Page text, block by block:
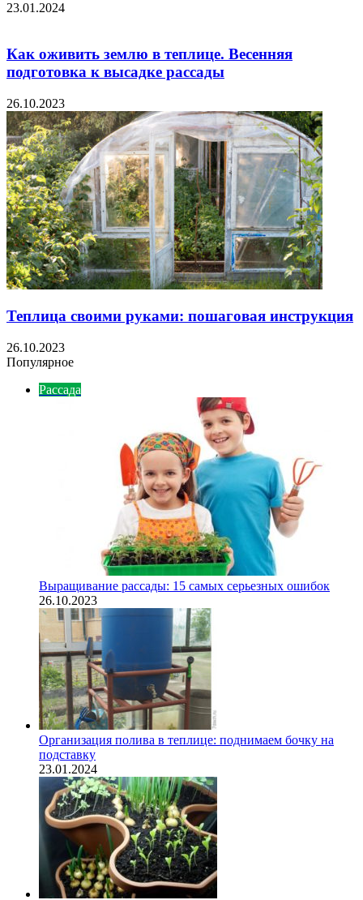
23.01.2024
Как оживить землю в теплице. Весенняя
подготовка к высадке рассады
26.10.2023
Теплица своими руками: пошаговая инструкция
26.10.2023
Популярное
Рассада
Выращивание рассады: 15 самых серьезных ошибок
26.10.2023
Организация полива в теплице: поднимаем бочку на
подставку
23.01.2024